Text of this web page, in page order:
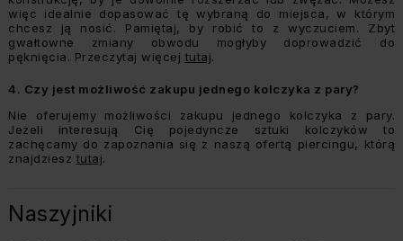
więc idealnie dopasować tę wybraną do miejsca, w którym
chcesz ją nosić. Pamiętaj, by robić to z wyczuciem. Zbyt
gwałtowne zmiany obwodu mogłyby doprowadzić do
pęknięcia. Przeczytaj więcej tutaj.
4. Czy jest możliwość zakupu jednego kolczyka z pary?
Nie oferujemy możliwości zakupu jednego kolczyka z pary.
Jeżeli interesują Cię pojedyncze sztuki kolczyków to
zachęcamy do zapoznania się z naszą ofertą piercingu, którą
znajdziesz tutaj.
Naszyjniki